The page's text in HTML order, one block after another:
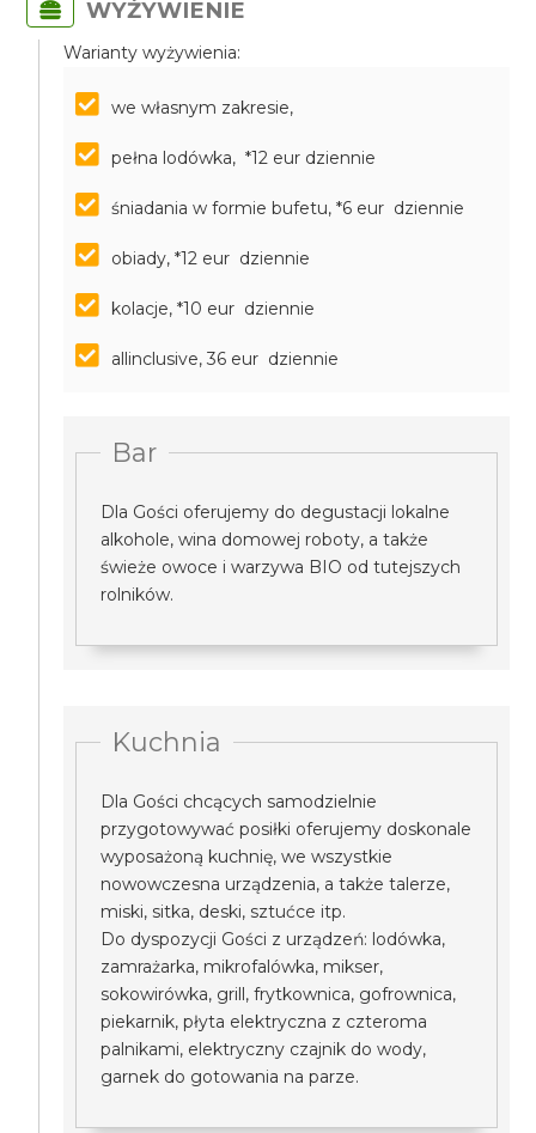
WYŻYWIENIE
Warianty wyżywienia:
we własnym zakresie,
pełna lodówka, *12 eur dziennie
śniadania w formie bufetu, *6 eur dziennie
obiady, *12 eur dziennie
kolacje, *10 eur dziennie
allinclusive, 36 eur dziennie
Bar
Dla Gości oferujemy do degustacji lokalne
alkohole, wina domowej roboty, a także
świeże owoce i warzywa BIO od tutejszych
rolników.
Kuchnia
Dla Gości chcących samodzielnie
przygotowywać posiłki oferujemy doskonale
wyposażoną kuchnię, we wszystkie
nowowczesna urządzenia, a także talerze,
miski, sitka, deski, sztućce itp.
Do dyspozycji Gości z urządzeń: lodówka,
zamrażarka, mikrofalówka, mikser,
sokowirówka, grill, frytkownica, gofrownica,
piekarnik, płyta elektryczna z czteroma
palnikami, elektryczny czajnik do wody,
garnek do gotowania na parze.